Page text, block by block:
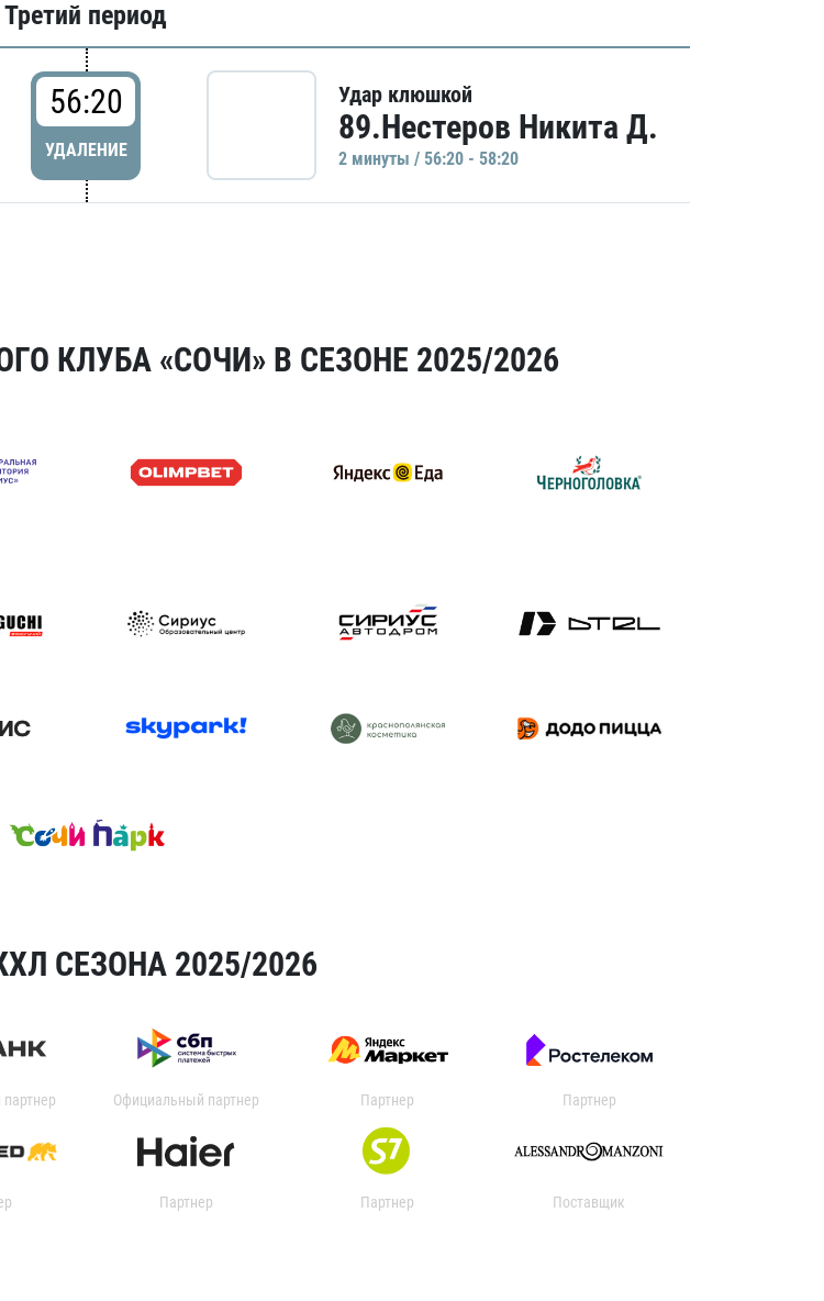
Третий период
56:20
УДАЛЕНИЕ
Удар клюшкой
89.Нестеров Никита Д.
2 минуты / 56:20 - 58:20
КЛУБА «СОЧИ» В СЕЗОНЕ 2025/2026
СЕЗОНА 2025/2026
Официальный партнер Партнер Партнер
Партнер Партнер Поставщик